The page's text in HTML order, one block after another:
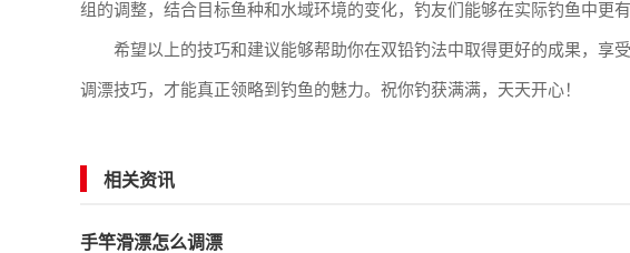
组的调整，结合目标鱼种和水域环境的变化，钓友们能够在实际钓鱼中更
希望以上的技巧和建议能够帮助你在双铅钓法中取得更好的成果，享
调漂技巧，才能真正领略到钓鱼的魅力。祝你钓获满满，天天开心！
相关资讯
手竿滑漂怎么调漂